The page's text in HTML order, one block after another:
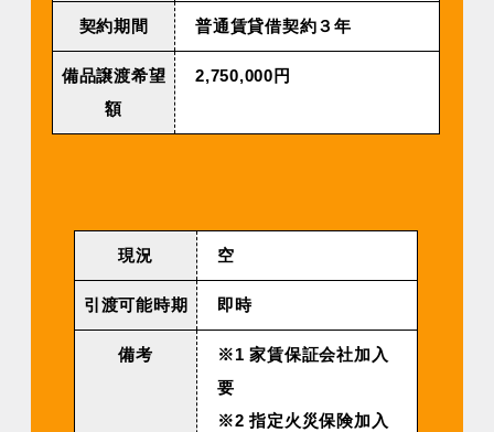
契約期間 普通賃貸借契約３年
備品譲渡希望
額
2,750,000円
現況 空
引渡可能時期 即時
備考
※1 家賃保証会社加入
要
※2 指定火災保険加入